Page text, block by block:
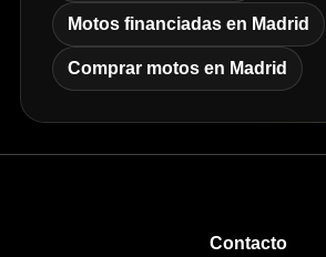
Motos financiadas en Madrid
Comprar motos en Madrid
Contacto